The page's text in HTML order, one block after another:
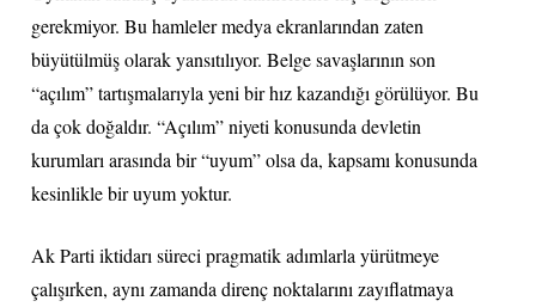
gerekmiyor. Bu hamleler medya ekranlarından zaten
büyütülmüş olarak yansıtılıyor. Belge savaşlarının son
“açılım” tartışmalarıyla yeni bir hız kazandığı görülüyor. Bu
da çok doğaldır. “Açılım” niyeti konusunda devletin
kurumları arasında bir “uyum” olsa da, kapsamı konusunda
kesinlikle bir uyum yoktur.
Ak Parti iktidarı süreci pragmatik adımlarla yürütmeye
çalışırken, aynı zamanda direnç noktalarını zayıflatmaya